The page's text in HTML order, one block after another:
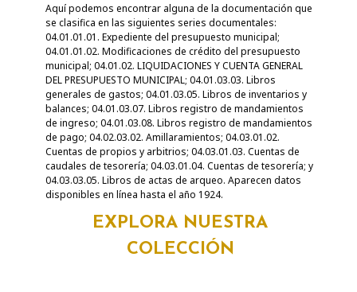
Aquí podemos encontrar alguna de la documentación que
se clasifica en las siguientes series documentales:
04.01.01.01. Expediente del presupuesto municipal;
04.01.01.02. Modificaciones de crédito del presupuesto
municipal; 04.01.02. LIQUIDACIONES Y CUENTA GENERAL
DEL PRESUPUESTO MUNICIPAL; 04.01.03.03. Libros
generales de gastos; 04.01.03.05. Libros de inventarios y
balances; 04.01.03.07. Libros registro de mandamientos
de ingreso; 04.01.03.08. Libros registro de mandamientos
de pago; 04.02.03.02. Amillaramientos; 04.03.01.02.
Cuentas de propios y arbitrios; 04.03.01.03. Cuentas de
caudales de tesorería; 04.03.01.04. Cuentas de tesorería; y
04.03.03.05. Libros de actas de arqueo. Aparecen datos
disponibles en línea hasta el año 1924.
EXPLORA NUESTRA
COLECCIÓN